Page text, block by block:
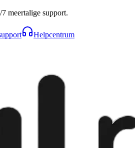
meertalige support.
Helpcentrum